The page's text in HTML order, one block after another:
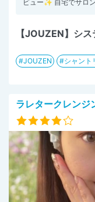
ビュー✨ 自宅でサロ
【JOUZEN】シ
JOUZEN シャント
ラレタークレン